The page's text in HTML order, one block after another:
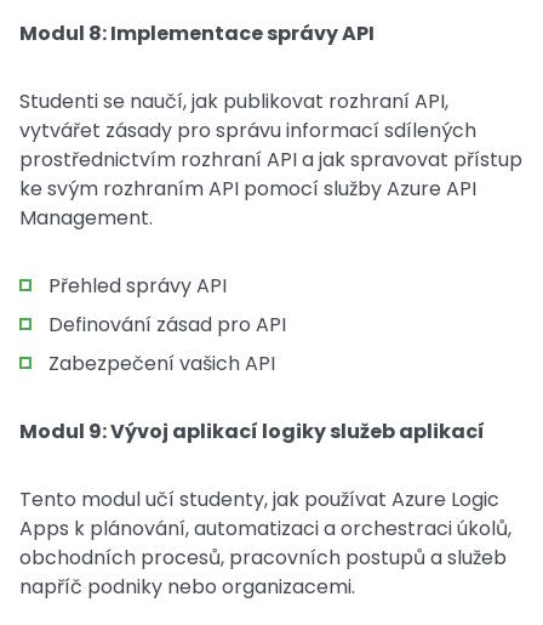
Modul 8: Implementace správy API
Studenti se naučí, jak publikovat rozhraní API,
vytvářet zásady pro správu informací sdílených
prostřednictvím rozhraní API a jak spravovat přístup
ke svým rozhraním API pomocí služby Azure API
Management.
Přehled správy API
Definování zásad pro API
Zabezpečení vašich API
Modul 9: Vývoj aplikací logiky služeb aplikací
Tento modul učí studenty, jak používat Azure Logic
Apps k plánování, automatizaci a orchestraci úkolů,
obchodních procesů, pracovních postupů a služeb
napříč podniky nebo organizacemi.